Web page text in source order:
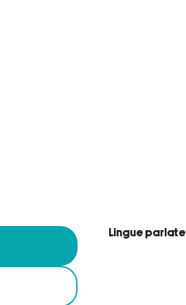
Lingue parlate
Lingue parlate